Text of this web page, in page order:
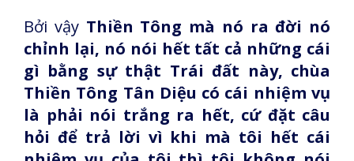
Bởi vậy Thiền Tông mà nó ra đời nó
chỉnh lại, nó nói hết tất cả những cái
gì bằng sự thật Trái đất này, chùa
Thiền Tông Tân Diệu có cái nhiệm vụ
là phải nói trắng ra hết, cứ đặt câu
hỏi để trả lời vì khi mà tôi hết cái